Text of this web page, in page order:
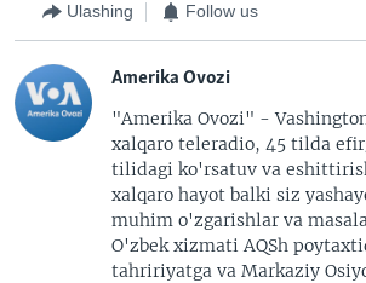
Ulashing Follow us
Amerika Ovozi
"Amerika Ovozi" -
xalqaro teleradio, 45 tilda
tilidagi ko'rsatuv va
xalqaro hayot balki siz
muhim o'zgarishlar va
O'zbek xizmati AQSh
tahririyatga va Markaziy